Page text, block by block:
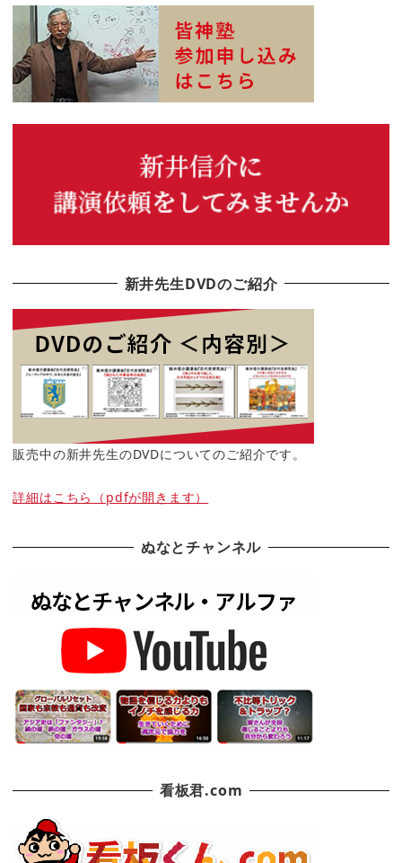
新井先生DVDのご紹介
販売中の新井先生のDVDについてのご紹介です。
詳細はこちら（pdfが開きます）
ぬなとチャンネル
看板君.com